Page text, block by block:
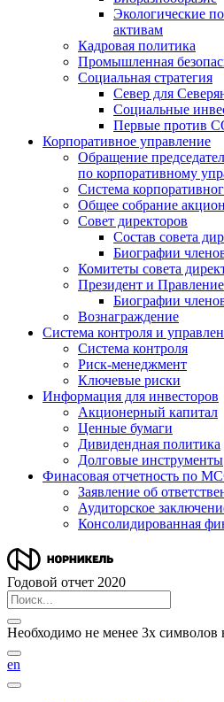
Экологические
активам
Кадровая политика
Промышленная
Социальная стратегия
Север для
Социальные
Первые против
Корпоративное управление
Обращение
по корпоративному
Система
Общее собрание
Совет директоров
Состав совета
Биографии
Комитеты совета
Президент и Правление
Биографии
Вознаграждение
Система контроля и
Система контроля
Риск-менеджмент
Ключевые риски
Информация для инвесторов
Акционерный капитал
Ценные бумаги
Дивидендная политика
Долговые инструменты
Финасовая отчетность по
Заявление об
Аудиторское
Консолидированная
Годовой отчет 2020
Необходимо не менее 3х символов
en